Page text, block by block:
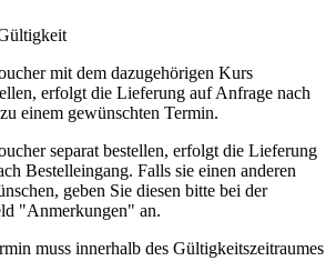
mit dem dazugehörigen Kurs
erfolgt die Lieferung auf Anfrage nach
einem gewünschten Termin.
separat bestellen, erfolgt die Lieferung
Bestelleingang. Falls sie einen anderen
geben Sie diesen bitte bei der
"Anmerkungen" an.
muss innerhalb des Gültigkeitszeitraumes